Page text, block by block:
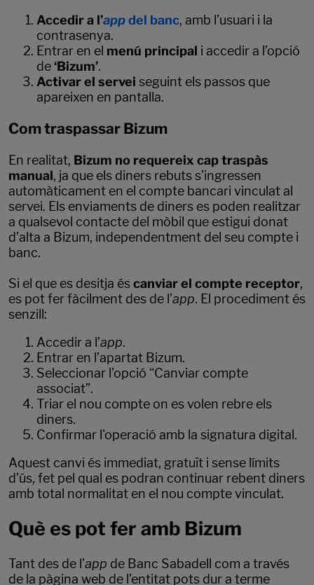
Accedir a l’appdel banc, amb l’usuari i la
contrasenya.
Entrar en el menú principal i accedir a l’opció
de‘Bizum’.
Activar el servei seguint els passos que
apareixen en pantalla.
Com traspassar Bizum
En realitat, Bizum no requereix cap traspàs
manual, ja que els diners rebuts s’ingressen
automàticament en el compte bancari vinculat al
servei. Els enviaments de diners es poden realitzar
a qualsevol contacte del mòbil que estigui donat
d’alta a Bizum, independentment del seu compte i
banc.
Si el que es desitja éscanviar el compte receptor,
es pot fer fàcilment des de l’app. El procediment és
senzill:
Accedir a l’app.
Entrar en l’apartat Bizum.
Seleccionar l’opció “Canviar compte
associat”.
Triar el nou compte on es volen rebre els
diners.
Confirmar l'operació amb la signatura digital.
Aquest canvi és immediat, gratuït i sense límits
d’ús, fet pel qual es podran continuar rebent diners
amb total normalitat en el nou compte vinculat.
Què es pot fer amb Bizum
Tant des de l’app de Banc Sabadell com a través
de la pàgina web de l’entitat pots dur a terme